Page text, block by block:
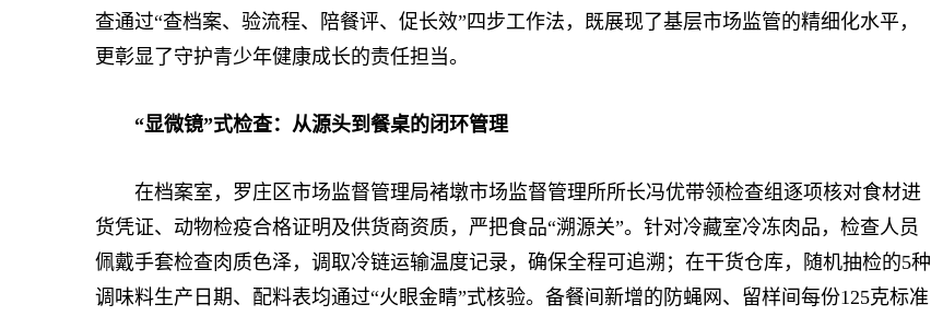
查通过“查档案、验流程、陪餐评、促长效”四步工作法，既展现了基层市场监管的精细化水平，
更彰显了守护青少年健康成长的责任担当。
“显微镜”式检查：从源头到餐桌的闭环管理
在档案室，罗庄区市场监督管理局褚墩市场监督管理所所长冯优带领检查组逐项核对食材进
货凭证、动物检疫合格证明及供货商资质，严把食品“溯源关”。针对冷藏室冷冻肉品，检查人员
佩戴手套检查肉质色泽，调取冷链运输温度记录，确保全程可追溯；在干货仓库，随机抽检的5种
调味料生产日期、配料表均通过“火眼金睛”式核验。备餐间新增的防蝇网、留样间每份125克标准